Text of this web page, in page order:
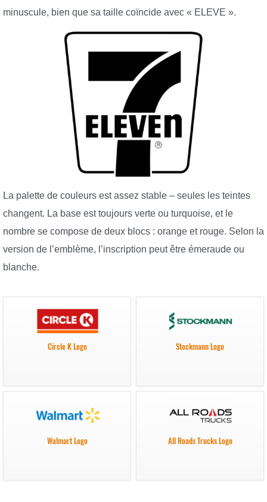
minuscule, bien que sa taille coïncide avec « ELEVE ».
La palette de couleurs est assez stable – seules les teintes
changent. La base est toujours verte ou turquoise, et le
nombre se compose de deux blocs : orange et rouge. Selon la
version de l’emblème, l’inscription peut être émeraude ou
blanche.
Circle K Logo Stockmann Logo
Walmart Logo All Roads Trucks Logo